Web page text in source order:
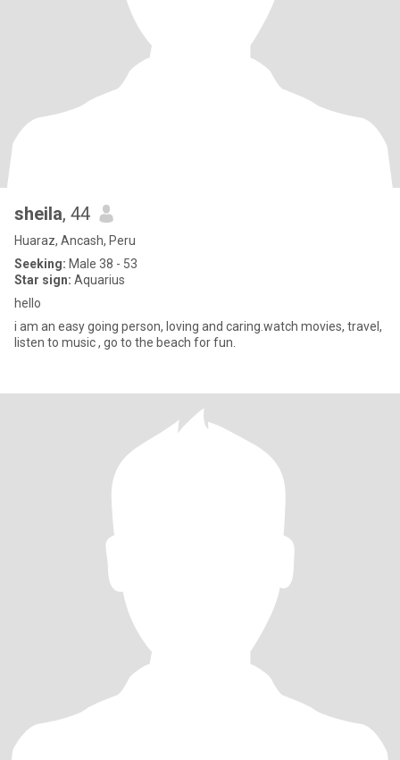
sheila, 44
Huaraz, Ancash, Peru
Seeking: Male 38 - 53
Star sign: Aquarius
hello
i am an easy going person, loving and caring.watch movies, travel,
listen to music , go to the beach for fun.